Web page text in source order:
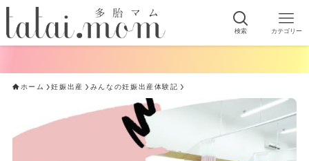
検索 カテゴリー
ホーム 妊娠出産 みんなの妊娠出産体験記